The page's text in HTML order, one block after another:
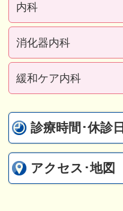
内科
消化器内科
緩和ケア内科
診療時間･休診日
アクセス･地図